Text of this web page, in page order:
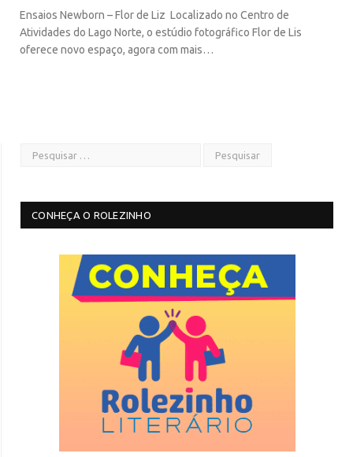
Ensaios Newborn – Flor de Liz Localizado no Centro de
Atividades do Lago Norte, o estúdio fotográfico Flor de Lis
oferece novo espaço, agora com mais…
CONHEÇA O ROLEZINHO